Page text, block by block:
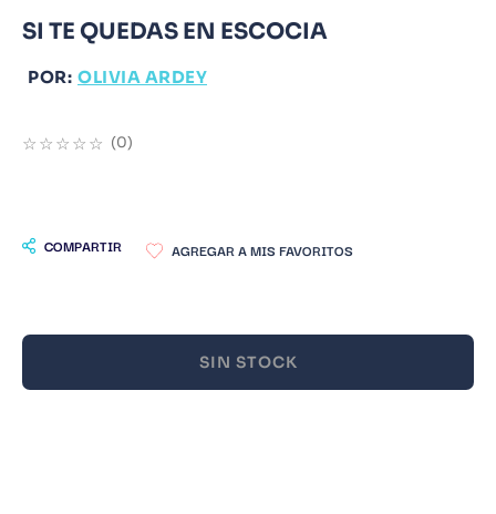
SI TE QUEDAS EN ESCOCIA
POR: OLIVIA ARDEY
☆☆☆☆☆ (0)
COMPARTIR
SIN STOCK
9. Warhammer
10. Infantil